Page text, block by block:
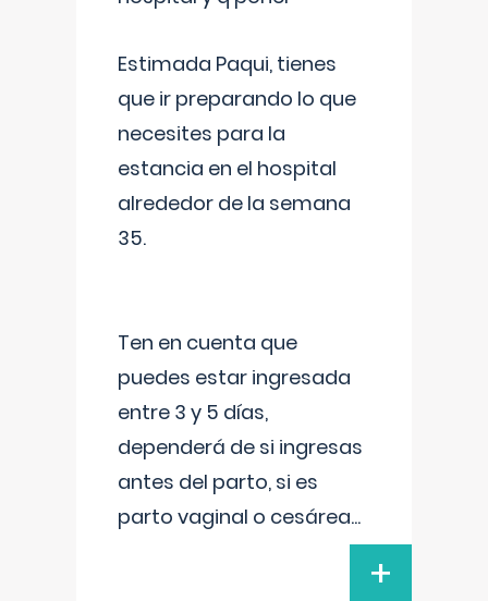
Estimada Paqui, tienes
que ir preparando lo que
necesites para la
estancia en el hospital
alrededor de la semana
35.
Ten en cuenta que
puedes estar ingresada
entre 3 y 5 días,
dependerá de si ingresas
antes del parto, si es
parto vaginal o cesárea...
+